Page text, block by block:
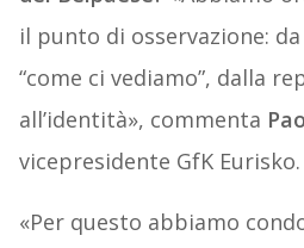
il punto di osservazione: da
“come ci vediamo”, dalla
all’identità», commenta
vicepresidente GfK Eurisko.
«Per questo abbiamo